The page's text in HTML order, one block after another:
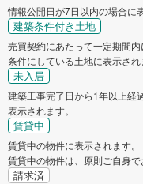
情報公開日が7日以内の場合に
建築条件付き土地
売買契約にあたって一定期間
条件にしている土地に表示され
未入居
建築工事完了日から1年以上経
表示されます。
賃貸中
賃貸中の物件に表示されます。
賃貸中の物件は、原則ご自身で
請求済